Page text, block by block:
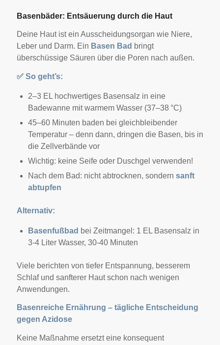
Basenbäder: Entsäuerung durch die Haut
Deine Haut ist ein Ausscheidungsorgan wie Niere,
Leber und Darm. Ein Basen Bad bringt
überschüssige Säuren über die Poren nach außen.
✅So geht’s:
2–3 EL hochwertiges Basensalz in eine
Badewanne mit warmem Wasser (37–38 °C)
45–60 Minuten baden bei gleichbleibender
Temperatur – denn dann, dringen die Basen, bis in
die Zellverbände vor
Wichtig: keine Seife oder Duschgel verwenden!
Nach dem Bad: nicht abtrocknen, sondern sanft
abtupfen
Alternativ:
Basenfußbad bei Zeitmangel: 1 EL Basensalz in
3-4 Liter Wasser, 30-40 Minuten
Viele berichten von tiefer Entspannung, besserem
Schlaf und sanfterer Haut schon nach wenigen
Anwendungen.
Basenreiche Ernährung – tägliche Entscheidung
gegen Azidose
Keine Maßnahme ersetzt eine konsequent